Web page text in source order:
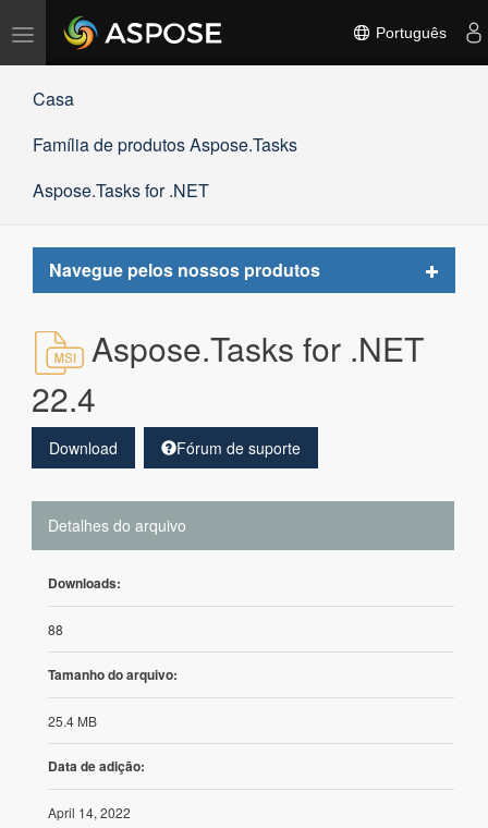
Alternar
navegação
Português
Casa
Família de produtos Aspose.Tasks
Aspose.Tasks for .NET
Navegue pelos nossos produtos
Toggle
Aspose.Tasks for .NET
22.4
Download Fórum de suporte
Detalhes do arquivo
Downloads:
88
Tamanho do arquivo:
25.4 MB
Data de adição:
April 14, 2022